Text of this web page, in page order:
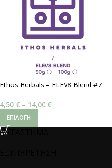
Ethos Herbals – ELEV8 Blend #7
4,50 € – 14,00 €
ΕΠΙΛΟΓΉ
ΚΑΤΑΣΤΗΜΑ
ΕΞΥΠΗΡΕΤΗΣΗ